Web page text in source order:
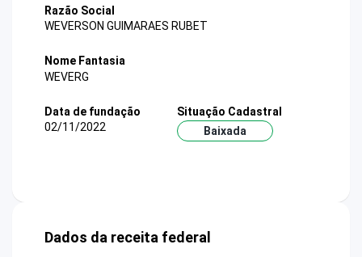
Razão Social
WEVERSON GUIMARAES RUBET
Nome Fantasia
WEVERG
Data de fundação
02/11/2022
Situação Cadastral
Baixada
Dados da receita federal